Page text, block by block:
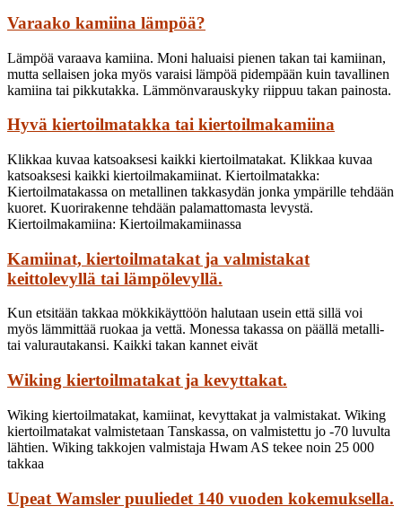
Varaako kamiina lämpöä?
Lämpöä varaava kamiina. Moni haluaisi pienen takan tai kamiinan,
mutta sellaisen joka myös varaisi lämpöä pidempään kuin tavallinen
kamiina tai pikkutakka. Lämmönvarauskyky riippuu takan painosta.
Hyvä kiertoilmatakka tai kiertoilmakamiina
Klikkaa kuvaa katsoaksesi kaikki kiertoilmatakat. Klikkaa kuvaa
katsoaksesi kaikki kiertoilmakamiinat. Kiertoilmatakka:
Kiertoilmatakassa on metallinen takkasydän jonka ympärille tehdään
kuoret. Kuorirakenne tehdään palamattomasta levystä.
Kiertoilmakamiina: Kiertoilmakamiinassa
Kamiinat, kiertoilmatakat ja valmistakat
keittolevyllä tai lämpölevyllä.
Kun etsitään takkaa mökkikäyttöön halutaan usein että sillä voi
myös lämmittää ruokaa ja vettä. Monessa takassa on päällä metalli-
tai valurautakansi. Kaikki takan kannet eivät
Wiking kiertoilmatakat ja kevyttakat.
Wiking kiertoilmatakat, kamiinat, kevyttakat ja valmistakat. Wiking
kiertoilmatakat valmistetaan Tanskassa, on valmistettu jo -70 luvulta
lähtien. Wiking takkojen valmistaja Hwam AS tekee noin 25 000
takkaa
Upeat Wamsler puuliedet 140 vuoden kokemuksella.